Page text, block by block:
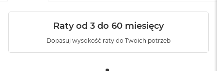
Raty od 3 do 60 miesięcy
Dopasuj wysokość raty do Twoich potrzeb